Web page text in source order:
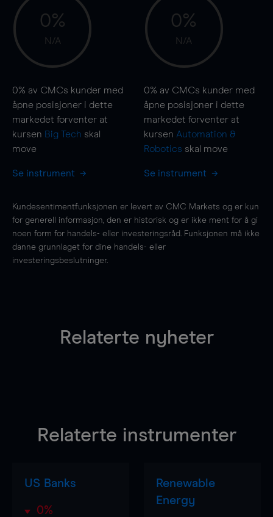
0%
N/A
0% av CMCs kunder med
åpne posisjoner i dette
markedet forventer at
kursen Big Tech skal
move
Se instrument
0%
N/A
0% av CMCs kunder med
åpne posisjoner i dette
markedet forventer at
kursen Automation &
Robotics skal move
Se instrument
Kundesentimentfunksjonen er levert av CMC Markets og er kun
for generell informasjon, den er historisk og er ikke ment for å gi
noen form for handels- eller investeringsråd. Funksjonen må ikke
danne grunnlaget for dine handels- eller
investeringsbeslutninger.
Relaterte nyheter
Relaterte instrumenter
US Banks
0%
Renewable
Energy